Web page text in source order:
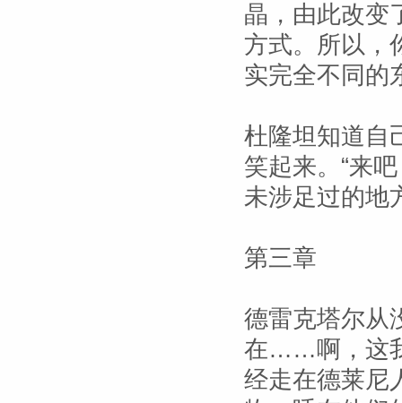
晶，由此改变
方式。所以，
实完全不同的
杜隆坦知道自
笑起来。“来
未涉足过的地
第三章
德雷克塔尔从
在……啊，这
经走在德莱尼